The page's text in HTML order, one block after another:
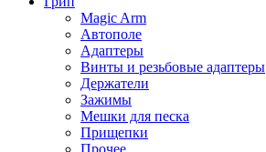
Magic Arm
Автополе
Адаптеры
Винты и резьбовые адаптеры
Держатели
Зажимы
Мешки для песка
Прищепки
Прочее